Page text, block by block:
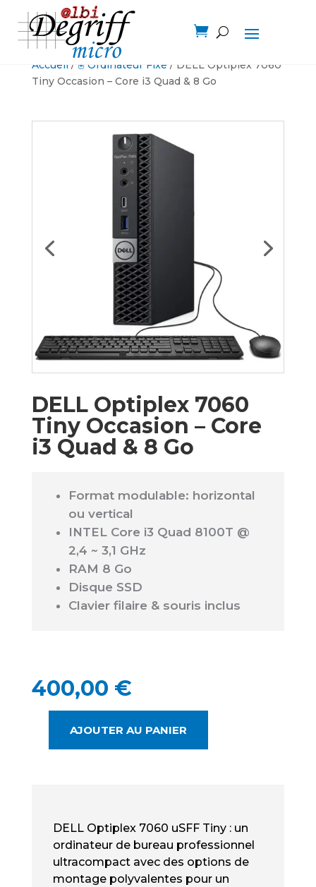

Accueil/ 🖲️ Ordinateur Fixe / DELL Optiplex 7060
Tiny Occasion – Core i3 Quad & 8 Go
DELL Optiplex 7060
Tiny Occasion – Core
i3 Quad & 8 Go
Format modulable: horizontal
ou vertical
INTEL Core i3 Quad 8100T @
2,4 ~ 3,1 GHz
RAM 8 Go
Disque SSD
Clavier filaire & souris inclus
400,00 €
QUANTITÉ
OCCASION
CORE
AJOUTER AU PANIER
DELL Optiplex 7060 uSFF Tiny : un
ordinateur de bureau professionnel
ultracompact avec des options de
montage polyvalentes pour un